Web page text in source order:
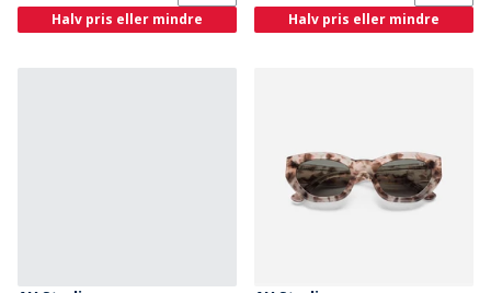
Halv pris eller mindre Halv pris eller mindre